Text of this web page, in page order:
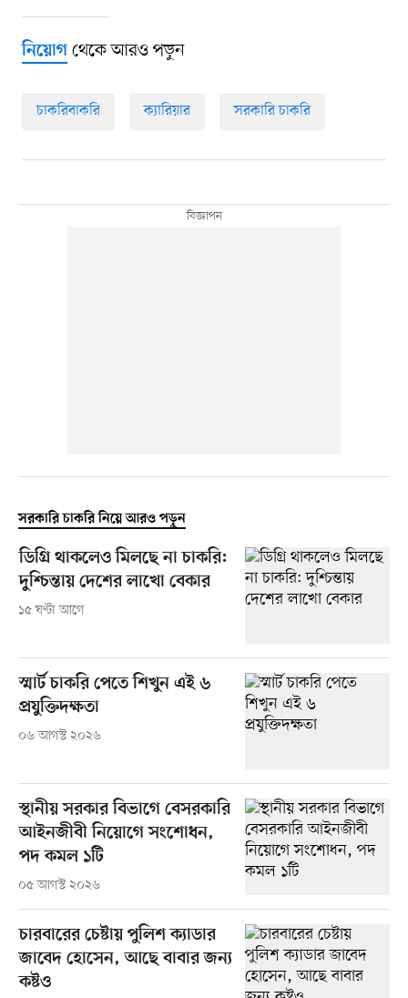
নিয়োগথেকে আরও পড়ুন
চাকরিবাকরি ক্যারিয়ার সরকারি চাকরি
সরকারি চাকরি নিয়ে আরও পড়ুন
ডিগ্রি থাকলেও মিলছে না চাকরি:
দুশ্চিন্তায় দেশের লাখো বেকার
১৫ ঘণ্টা আগে
স্মার্ট চাকরি পেতে শিখুন এই ৬
প্রযুক্তিদক্ষতা
০৬ আগস্ট ২০২৬
স্থানীয় সরকার বিভাগে বেসরকারি
আইনজীবী নিয়োগে সংশোধন,
পদ কমল ১টি
০৫ আগস্ট ২০২৬
চারবারের চেষ্টায় পুলিশ ক্যাডার
জাবেদ হোসেন, আছে বাবার জন্য
কষ্টও